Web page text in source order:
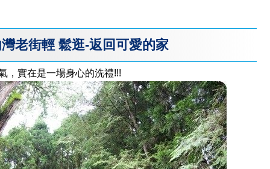
老街輕 鬆逛-返回可愛的家
，實在是一場身心的洗禮!!!